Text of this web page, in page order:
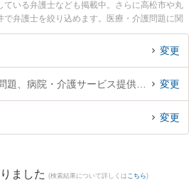
ている弁護士なども掲載中。さらに高松市や丸
弁護士を絞り込めます。医療・介護問題に関
のトラブル、産婦人科の訴訟等の細かな分野で
。特に小早川法律事務所の小早川 龍司弁護士や
サービス提供者側のトラブルを今すぐに弁護士
ービス提供者側のトラブル解決の実績豊富な近
回相談無料で病院・介護サービス提供者側を法
変更
変更
変更
ました (検索結果について詳しくは こちら)